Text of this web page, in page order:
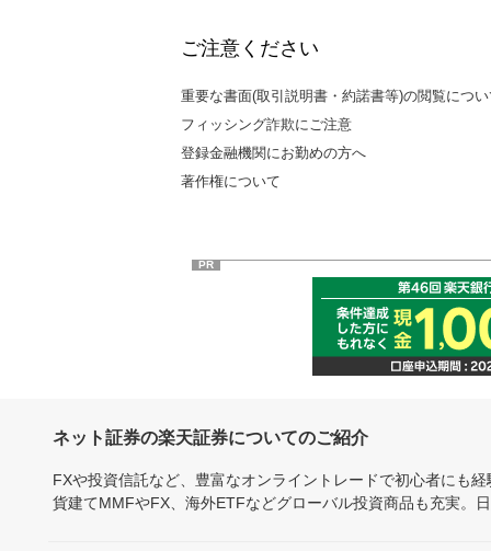
ご注意ください
重要な書面(取引説明書・約諾書等)の閲覧につ
フィッシング詐欺にご注意
登録金融機関にお勤めの方へ
著作権について
PR
ネット証券の楽天証券についてのご紹介
FXや投資信託など、豊富なオンライントレードで初心者にも
貨建てMMFやFX、海外ETFなどグローバル投資商品も充実。